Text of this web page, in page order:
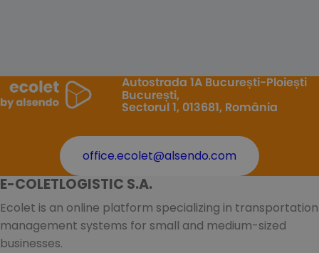
Autostrada 1A București-Ploiești
București,
Sectorul 1, 013681, România
office.ecolet@alsendo.com
E-COLETLOGISTIC S.A.
Ecolet is an online platform specializing in transportation
management systems for small and medium-sized
businesses.